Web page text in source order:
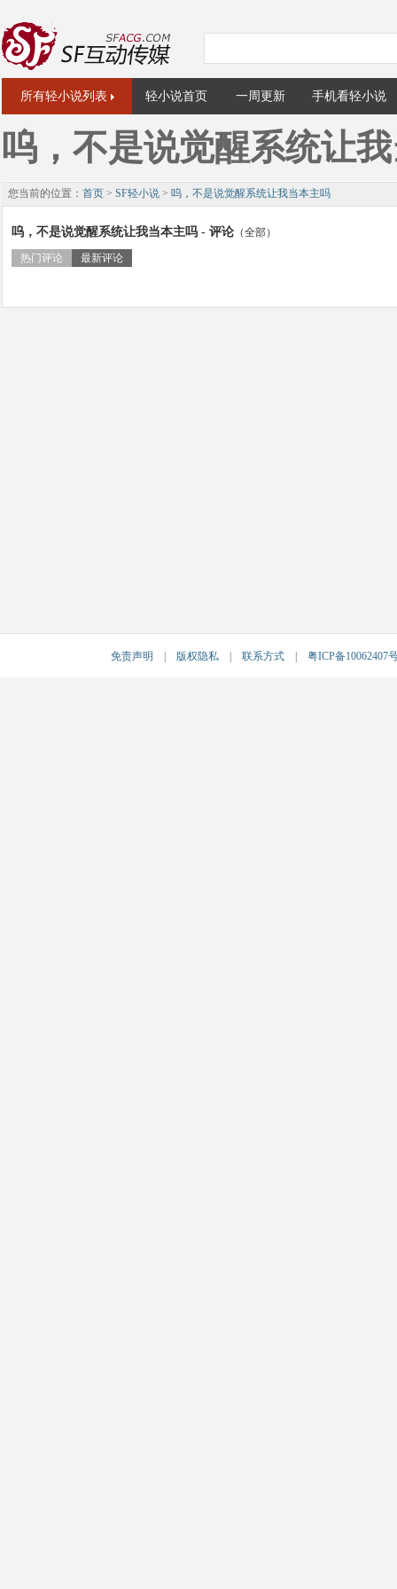
所有轻小说列表 轻小说首页 一周更新 手机看轻小说
呜，不是说觉醒系统让
您当前的位置： 首页 > SF轻小说 > 呜，不是说觉醒系统让我当本主吗
呜，不是说觉醒系统让我当本主吗 - 评论 （全部）
热门评论 最新评论
免责声明 版权隐私 联系方式 粤ICP备10062407